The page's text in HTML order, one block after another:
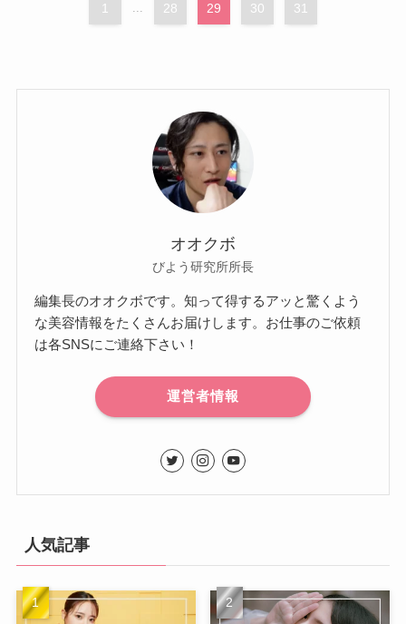
1 ... 28 29 30 31
オオクボ
びよう研究所所長
編集長のオオクボです。知って得するアッと驚くよう
な美容情報をたくさんお届けします。お仕事のご依頼
は各SNSにご連絡下さい！
運営者情報
人気記事